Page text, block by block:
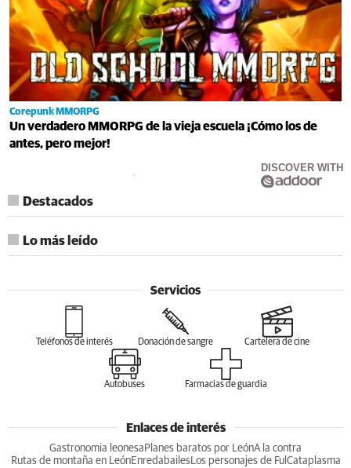
Corepunk MMORPG
Un verdadero MMORPG de la vieja escuela ¡Cómo los de
antes, pero mejor!
DISCOVER WITH
Destacados
Lo más leído
Servicios
Teléfonos de interés Donación de sangre Cartelera de cine
Autobuses Farmacias de guardia
Enlaces de interés
Gastronomia leonesa Planes baratos por LeónA la contra
Rutas de montaña en LeónEnredabailesLos personajes de Ful Cataplasma